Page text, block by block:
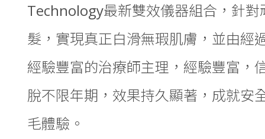
Technology最新雙效儀器組合，針對
髮，實現真正白滑無瑕肌膚，並由經
經驗豐富的治療師主理，經驗豐富，
脫不限年期，效果持久顯著，成就安
毛體驗。